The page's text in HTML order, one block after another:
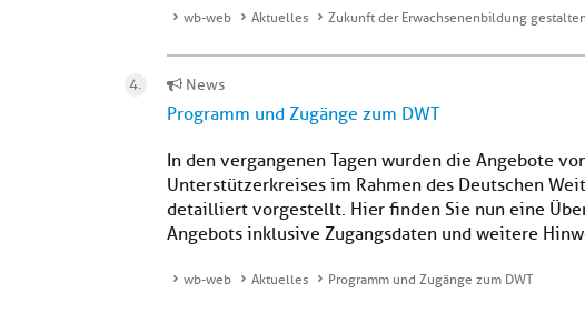
wb-web Aktuelles Zukunft der Erwachsenenbildung gestalten
News
Programm und Zugänge zum DWT
In den vergangenen Tagen wurden die Angebote
Unterstützerkreises im Rahmen des Deutschen
detailliert vorgestellt. Hier finden Sie nun eine
Angebots inklusive Zugangsdaten und weitere
wb-web Aktuelles Programm und Zugänge zum DWT